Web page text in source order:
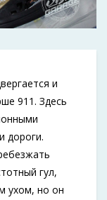
и
911. Здесь
дороги.
гул,
ухом, но он